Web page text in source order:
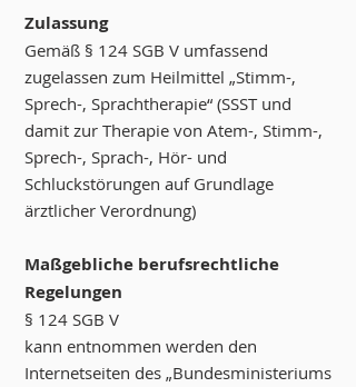
Zulassung
Gemäß § 124 SGB V umfassend
zugelassen zum Heilmittel „Stimm-,
Sprech-, Sprachtherapie“ (SSST und
damit zur Therapie von Atem-, Stimm-,
Sprech-, Sprach-, Hör- und
Schluckstörungen auf Grundlage
ärztlicher Verordnung)
Maßgebliche berufsrechtliche
Regelungen
§ 124 SGB V
kann entnommen werden den
Internetseiten des „Bundesministeriums